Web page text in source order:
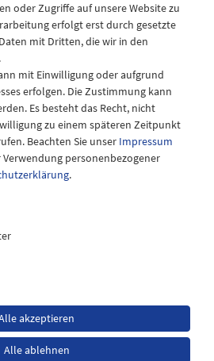
17.30 Uhr
oder Zugriffe auf unsere Website zu
erfolgt erst durch gesetzte
mit Dritten, die wir in den
mit Einwilligung oder aufgrund
erfolgen. Die Zustimmung kann
Es besteht das Recht, nicht
zu einem späteren Zeitpunkt
Beachten Sie unser Impressum
personenbezogener
.
akzeptieren
Alle ablehnen